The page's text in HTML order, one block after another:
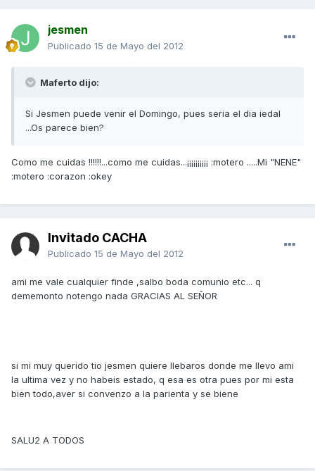
jesmen
Publicado 15 de Mayo del 2012
Maferto dijo:
Si Jesmen puede venir el Domingo, pues seria el dia iedal
...Os parece bien?
Como me cuidas !!!!!!...como me cuidas...¡¡¡¡¡¡¡¡¡¡ :motero .....Mi "NENE"
:motero :corazon :okey
Invitado CACHA
Publicado 15 de Mayo del 2012
ami me vale cualquier finde ,salbo boda comunio etc... q
dememonto notengo nada GRACIAS AL SEÑOR
si mi muy querido tio jesmen quiere llebaros donde me llevo ami
la ultima vez y no habeis estado, q esa es otra pues por mi esta
bien todo,aver si convenzo a la parienta y se biene
SALU2 A TODOS